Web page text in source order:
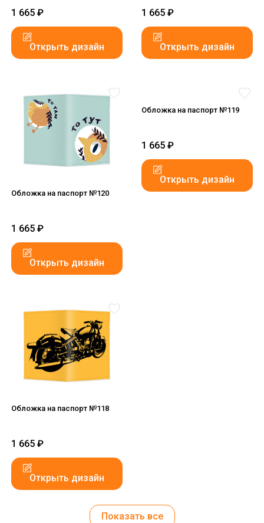
1 665 ₽
Открыть дизайн
1 665 ₽
Открыть дизайн
Обложка на паспорт №120
1 665 ₽
Открыть дизайн
Обложка на паспорт №119
1 665 ₽
Открыть дизайн
Обложка на паспорт №118
1 665 ₽
Открыть дизайн
Показать все